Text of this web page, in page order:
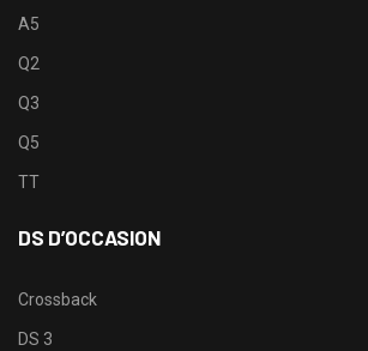
A5
Q2
Q3
Q5
TT
DS D’OCCASION
Crossback
DS 3